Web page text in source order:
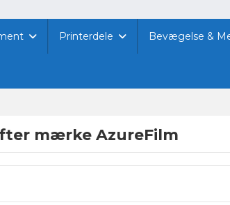
Printerdele Bevægelse &
mærke AzureFilm